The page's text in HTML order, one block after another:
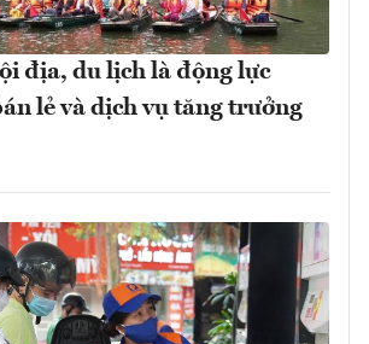
địa, du lịch là động lực
lẻ và dịch vụ tăng trưởng